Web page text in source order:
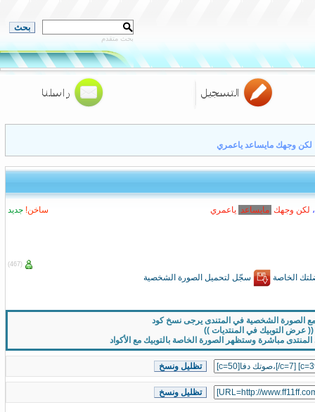
بحث متقدم
وجهك مايساعد ياعمري
، لكن وجهك مايساعد ياعمر ي ساخن! جديد
(467)
الخاصة سجّل لتحميل الصورة الشخصية
الصورة الشخصية في المتندى يرجى نسخ كود
(( عرض التوبيك في المنتديات ))
مباشرة وستظهر الصورة الخاصة بالتوبيك مع الأكواد